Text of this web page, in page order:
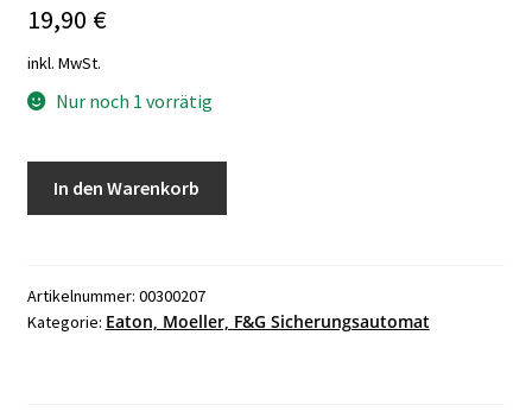
19,90 €
inkl. MwSt.
Nur noch 1 vorrätig
Sicherungsautomat
Menge
In den Warenkorb
Artikelnummer: 00300207
Kategorie: Eaton, Moeller, F&G Sicherungsautomat